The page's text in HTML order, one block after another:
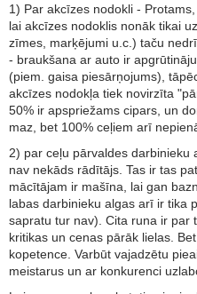
1) Par akcīzes nodokli -
lai akcīzes nodoklis nonāk tikai
zīmes, marķējumi u.c.) taču
- braukšana ar auto ir
(piem. gaisa piesārņojums),
akcīzes nodokļa tiek novirzīta
50% ir apspriežams cipars, un
maz, bet 100% ceļiem arī
2) par ceļu pārvaldes darbinieku
nav nekāds rādītājs. Tas ir tas
mācītājam ir mašīna, lai gan
labas darbinieku algas arī ir tika
sapratu tur nav). Cita runa ir par
kritikas un cenas pārāk lielas.
kopetence. Varbūt vajadzētu
meistarus un ar konkurenci